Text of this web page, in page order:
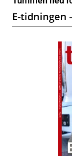
E-tidningen